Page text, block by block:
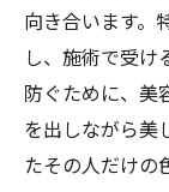
向き合います。
し、施術で受け
防ぐために、美
を出しながら美
たその人だけの